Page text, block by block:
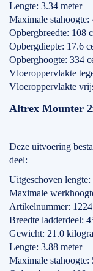
Lengte: 3.34 meter
Maximale stahoogte:
Opbergbreedte: 108
Opbergdiepte: 17.6
Opberghoogte: 334
Vloeroppervlakte
Vloeroppervlakte
Altrex Mounter
Deze uitvoering
deel:
Uitgeschoven lengte:
Maximale
Artikelnummer:
Breedte ladderdeel:
Gewicht: 21.0
Lengte: 3.88 meter
Maximale stahoogte: